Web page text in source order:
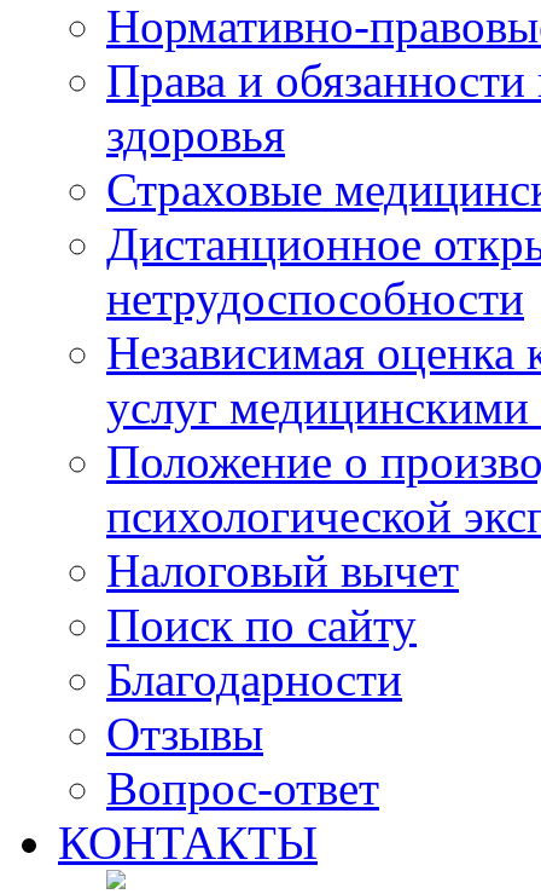
Нормативно-
Права и
здоровья
Страховые
Дистанционное
нетрудоспособности
Независимая оценка
услуг
Положение о
психологической
Налоговый вычет
Поиск по сайту
Благодарности
Отзывы
Вопрос-ответ
КОНТАКТЫ